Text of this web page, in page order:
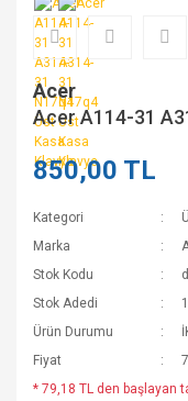
Acer
Acer A114-31
850,00 TL
Kategori
Marka
Stok Kodu
Stok Adedi
Ürün Durumu
Fiyat
* 79,18 TL den başlayan